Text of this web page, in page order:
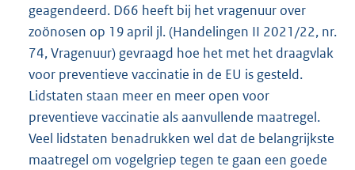
geagendeerd. D66 heeft bij het vragenuur over
zoönosen op 19 april jl. (Handelingen II 2021/22, nr.
74, Vragenuur) gevraagd hoe het met het draagvlak
voor preventieve vaccinatie in de EU is gesteld.
Lidstaten staan meer en meer open voor
preventieve vaccinatie als aanvullende maatregel.
Veel lidstaten benadrukken wel dat de belangrijkste
maatregel om vogelgriep tegen te gaan een goede